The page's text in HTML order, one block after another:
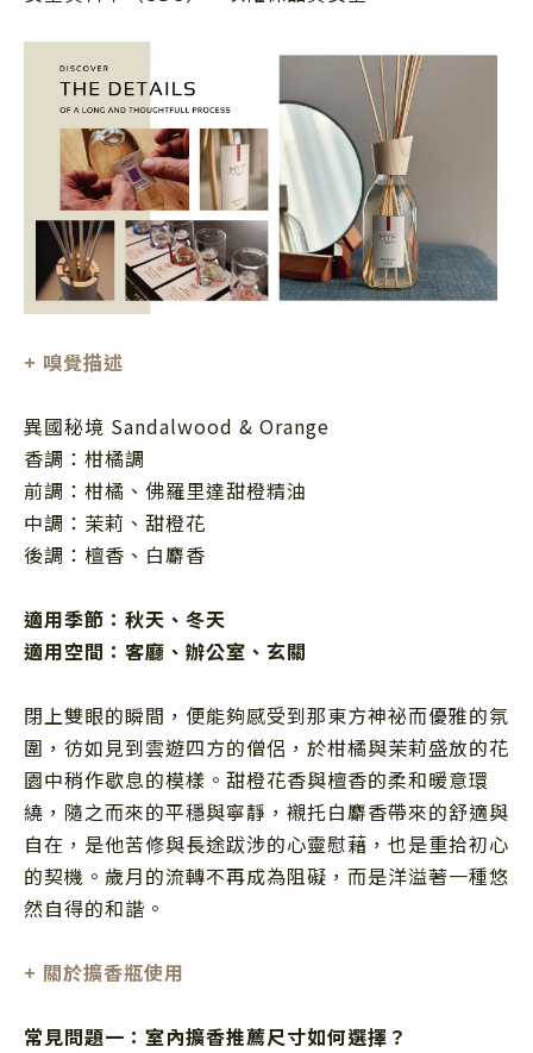
+ 嗅覺描述
異國秘境 Sandalwood & Orange
香調：柑橘調
前調：柑橘、佛羅里達甜橙精油
中調：茉莉、甜橙花
後調：檀香、白麝香
適用季節：秋天、冬天
適用空間： 客廳、辦公室、玄關
閉上雙眼的瞬間，便能夠感受到那東方神祕而優雅的氛
圍，彷如見到雲遊四方的僧侶，於柑橘與茉莉盛放的花
園中稍作歇息的模樣。甜橙花香與檀香的柔和暖意環
繞，隨之而來的平穩與寧靜，襯托白麝香帶來的舒適與
自在，是他苦修與長途跋涉的心靈慰藉，也是重拾初心
的契機。歲月的流轉不再成為阻礙，而是洋溢著一種悠
然自得的和諧。
+ 關於擴香瓶使用
常見問題一：室內擴香推薦尺寸如何選擇？